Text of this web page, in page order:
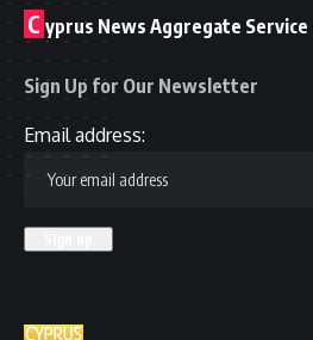
C yprus News Aggregate Service
Sign Up for Our Newsletter
Email address: